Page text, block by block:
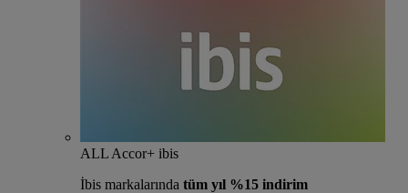
ALL Accor+ ibis
İbis markalarında tüm yıl %15 indirim